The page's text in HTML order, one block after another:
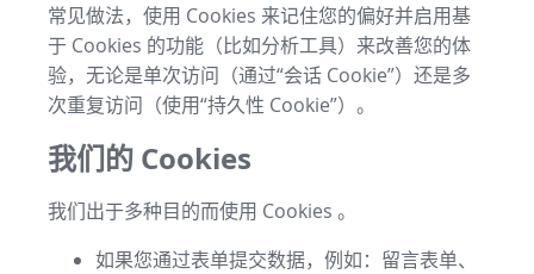
常见做法，使用 Cookies 来记住您的偏好并启用基
于 Cookies 的功能（比如分析工具）来改善您的体
验，无论是单次访问（通过“会话 Cookie”）还是多
次重复访问（使用“持久性 Cookie”）。
我们的 Cookies
我们出于多种目的而使用 Cookies 。
如果您通过表单提交数据，例如：留言表单、